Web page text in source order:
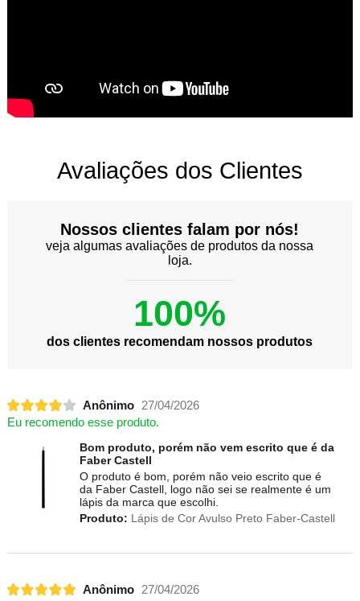
Avaliações dos Clientes
Nossos clientes falam por nós!
veja algumas avaliações de produtos da nossa
loja.
100%
dos clientes recomendam nossos produtos
Anônimo
27/04/2026
Eu recomendo esse produto.
Bom produto, porém não vem escrito que é da
Faber Castell
O produto é bom, porém não veio escrito que é
da Faber Castell, logo não sei se realmente é um
lápis da marca que escolhi.
Produto: Lápis de Cor Avulso Preto Faber-Castell
Anônimo
27/04/2026